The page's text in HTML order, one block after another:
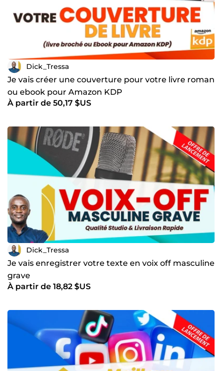
Dick_Tressa
Je vais créer une couverture pour votre livre roman
ou ebook pour Amazon KDP
À partir de 50,17 $US
Dick_Tressa
Je vais enregistrer votre texte en voix off masculine
grave
À partir de 18,82 $US